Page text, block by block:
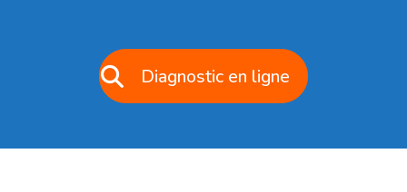
Diagnostic en ligne